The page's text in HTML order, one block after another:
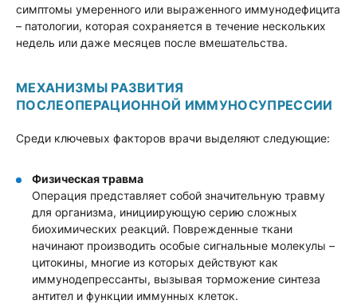
симптомы умеренного или выраженного иммунодефицита
– патологии, которая сохраняется в течение нескольких
недель или даже месяцев после вмешательства.
МЕХАНИЗМЫ РАЗВИТИЯ
ПОСЛЕОПЕРАЦИОННОЙ ИММУНОСУПРЕССИИ
Среди ключевых факторов врачи выделяют следующие:
Физическая травма
Операция представляет собой значительную травму
для организма, инициирующую серию сложных
биохимических реакций. Поврежденные ткани
начинают производить особые сигнальные молекулы –
цитокины, многие из которых действуют как
иммунодепрессанты, вызывая торможение синтеза
антител и функции иммунных клеток.